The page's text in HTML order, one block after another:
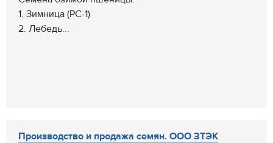
1. Зимница (РС-1)
2. Лебедь...
Производство и продажа семян. ООО ЗТЭК